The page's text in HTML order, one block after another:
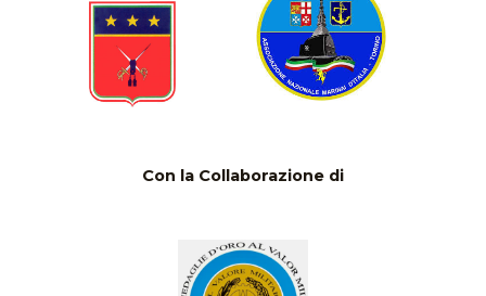
Con la Collaborazione di